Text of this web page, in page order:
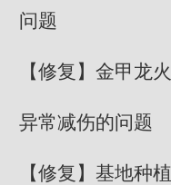
问题
【修复】金甲龙
异常减伤的问题
【修复】基地种